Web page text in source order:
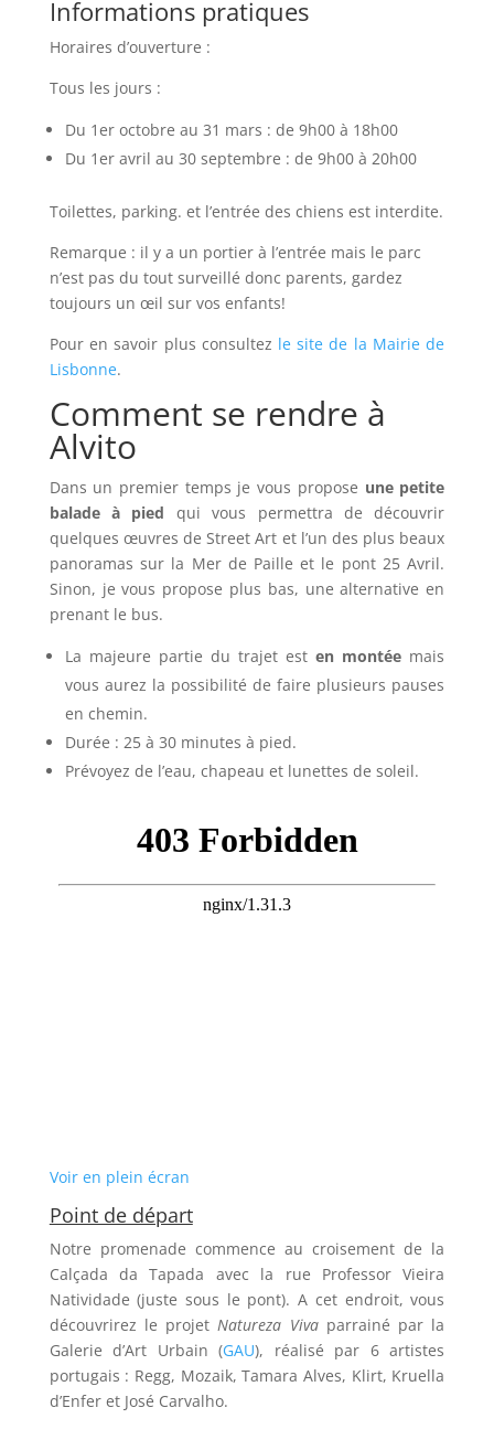
Informations pratiques
Horaires d’ouverture :
Tous les jours :
Du 1er octobre au 31 mars : de 9h00 à 18h00
Du 1er avril au 30 septembre : de 9h00 à 20h00
Toilettes, parking. et l’entrée des chiens est interdite.
Remarque : il y a un portier à l’entrée mais le parc
n’est pas du tout surveillé donc parents, gardez
toujours un œil sur vos enfants!
Pour en savoir plus consultez le site de la Mairie de
Lisbonne.
Comment se rendre à
Alvito
Dans un premier temps je vous propose une petite
balade à pied qui vous permettra de découvrir
quelques œuvres de Street Art et l’un des plus beaux
panoramas sur la Mer de Paille et le pont 25 Avril.
Sinon, je vous propose plus bas, une alternative en
prenant le bus.
La majeure partie du trajet esten montée mais
vous aurez la possibilité de faire plusieurs pauses
en chemin.
Durée : 25 à 30 minutes à pied.
Prévoyez de l’eau, chapeau et lunettes de soleil.
Voir en plein écran
Point de départ
Notre promenade commence au croisement de la
Calçada da Tapada avec la rue Professor Vieira
Natividade (juste sous le pont). A cet endroit, vous
découvrirez le projetNatureza Vivaparrainé par la
Galerie d’Art Urbain (GAU), réalisé par 6 artistes
portugais : Regg, Mozaik, Tamara Alves, Klirt, Kruella
d’Enfer et José Carvalho.